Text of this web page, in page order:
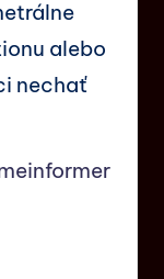
alebo
nechať